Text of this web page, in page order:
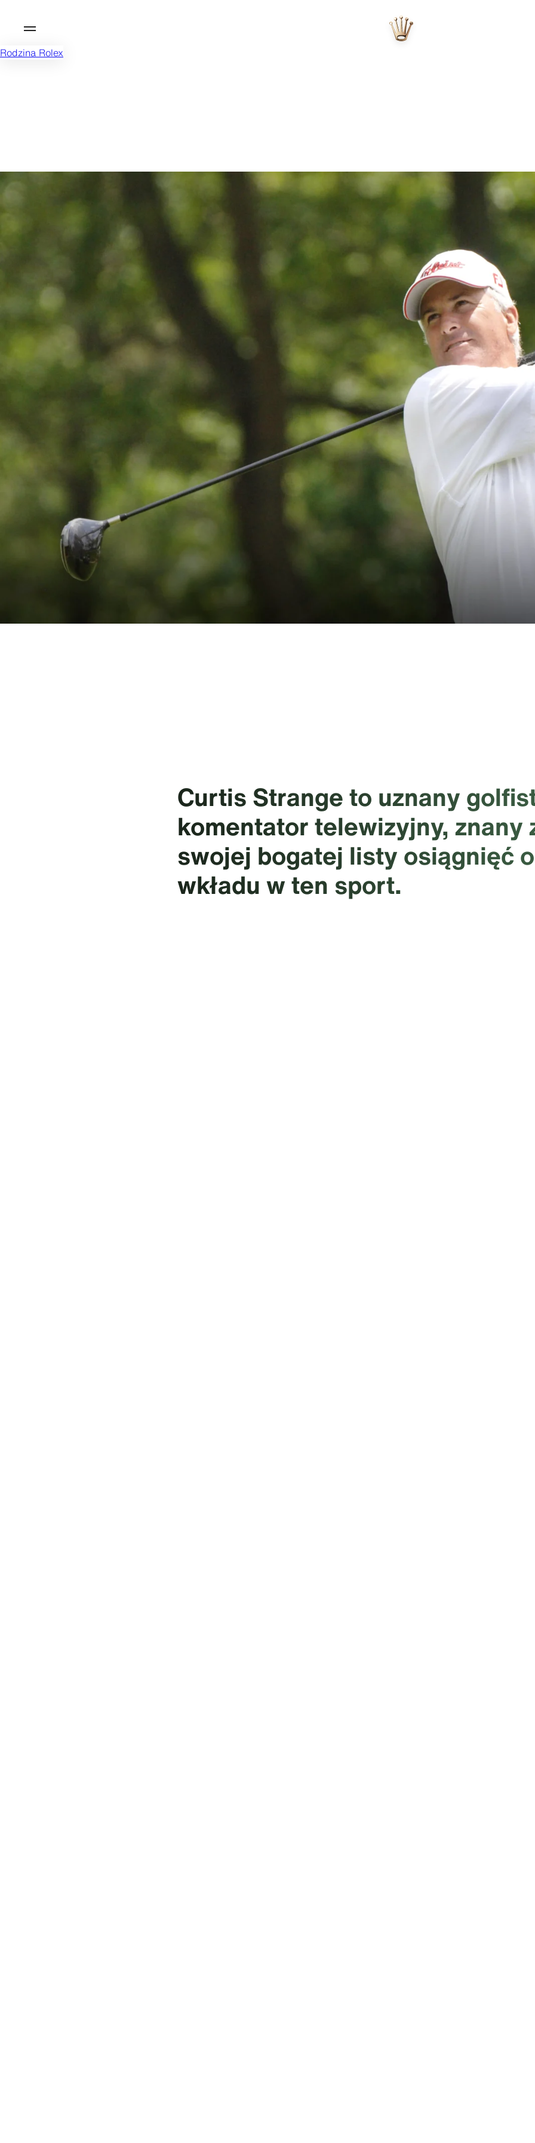
Rodzina Rolex
Curtis Strange to uznany
komentator telewizyjny, znany
swojej bogatej listy osiągnięć
wkładu w ten sport.